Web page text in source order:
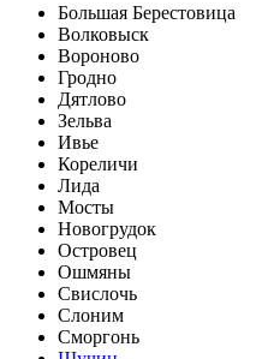
Большая Берестовица
Волковыск
Вороново
Гродно
Дятлово
Зельва
Ивье
Кореличи
Лида
Мосты
Новогрудок
Островец
Ошмяны
Свислочь
Слоним
Сморгонь